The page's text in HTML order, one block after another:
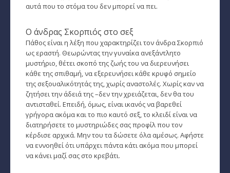
Ινδιάνικο Ωροσκόπιο
Κέλτικο Ωροσκόπιο
Κινέζικο Ωροσκόπιο
Ερωτική Συναστρία
Εύρεση Ωροσκόπου
Αστρολογικός Χάρτης
Αστρολογία
Ονειροκρίτης
αυτά που το στόμα του δεν μπορεί να πει.
Ο άνδρας Σκορπιός στο σεξ
Πάθος είναι η λέξη που χαρακτηρίζει τον άνδρα Σκορπιό
ως εραστή. Θεωρώντας την γυναίκα ανεξάντλητο
μυστήριο, θέτει σκοπό της ζωής του να διερευνήσει
κάθε της σπιθαμή, να εξερευνήσει κάθε κρυφό σημείο
της σεξουαλικότητάς της, χωρίς αναστολές. Χωρίς καν να
ζητήσει την άδειά της –δεν την χρειάζεται, δεν θα του
αντισταθεί. Επειδή, όμως, είναι ικανός να βαρεθεί
γρήγορα ακόμα και το πιο καυτό σεξ, το κλειδί είναι να
διατηρήσετε το μυστηριώδες σας προφίλ που τον
κέρδισε αρχικά. Μην του τα δώσετε όλα αμέσως. Αφήστε
να εννοηθεί ότι υπάρχει πάντα κάτι ακόμα που μπορεί
να κάνει μαζί σας στο κρεβάτι.